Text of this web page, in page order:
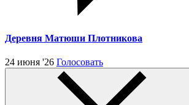
Деревня Матюши Плотникова
24 июня '26 Голосовать